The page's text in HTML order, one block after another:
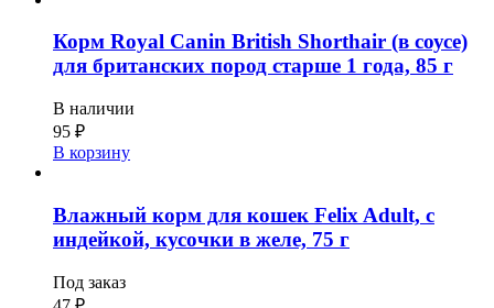
Корм Royal Canin British Shorthair (в соусе)
для британских пород старше 1 года, 85 г
В наличии
95 ₽
В корзину
Влажный корм для кошек Felix Adult, с
индейкой, кусочки в желе, 75 г
Под заказ